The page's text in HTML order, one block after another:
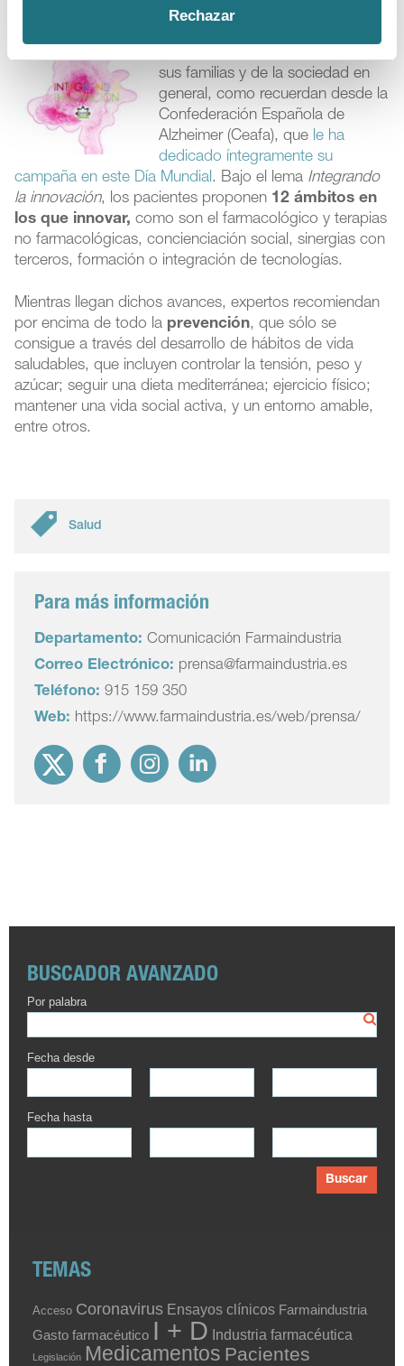
Rechazar
sus familias y de la sociedad en
general, como recuerdan desde la
Confederación Española de
Alzheimer (Ceafa), que le ha
dedicado íntegramente su
campaña en este Día Mundial. Bajo el lema Integrando
la innovación, los pacientes proponen 12 ámbitos en
los que innovar, como son el farmacológico y terapias
no farmacológicas, concienciación social, sinergias con
terceros, formación o integración de tecnologías.
Mientras llegan dichos avances, expertos recomiendan
por encima de todo la prevención, que sólo se
consigue a través del desarrollo de hábitos de vida
saludables, que incluyen controlar la tensión, peso y
azúcar; seguir una dieta mediterránea; ejercicio físico;
mantener una vida social activa, y un entorno amable,
entre otros.
Salud
Para más información
Departamento: Comunicación Farmaindustria
Correo Electrónico: prensa@farmaindustria.es
Teléfono: 915 159 350
Web: https://www.farmaindustria.es/web/prensa/
BUSCADOR AVANZADO
Por palabra
Fecha desde
Fecha hasta
Buscar
TEMAS
Acceso Coronavirus Ensayos clínicos Farmaindustria
Gasto farmacéutico I + D Industria farmacéutica
Legislación Medicamentos Pacientes